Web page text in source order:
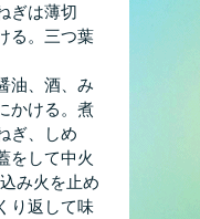
ぎは薄切
る。三つ葉
油、酒、み
かける。煮
ぎ、しめ
をして中火
み火を止め
り返して味